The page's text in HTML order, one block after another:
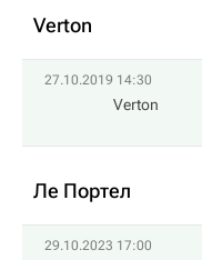
Verton
27.10.2019 14:30
Verton
Ле Портел
29.10.2023 17:00